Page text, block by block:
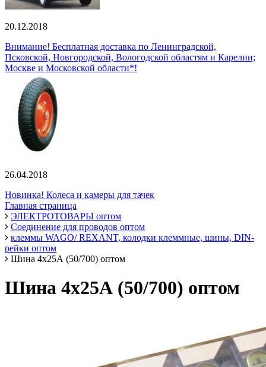
20.12.2018
Внимание! Бесплатная доставка по Ленинградской,
Псковской, Новгородской, Вологодской областям и Карелии;
Москве и Московской области*!
26.04.2018
Новинка! Колеса и камеры для тачек
Главная страница
ЭЛЕКТРОТОВАРЫ оптом
Соединение для проводов оптом
клеммы WAGO/ REXANT, колодки клеммные, шины, DIN-
рейки оптом
Шина 4х25А (50/700) оптом
Шина 4х25А (50/700) оптом